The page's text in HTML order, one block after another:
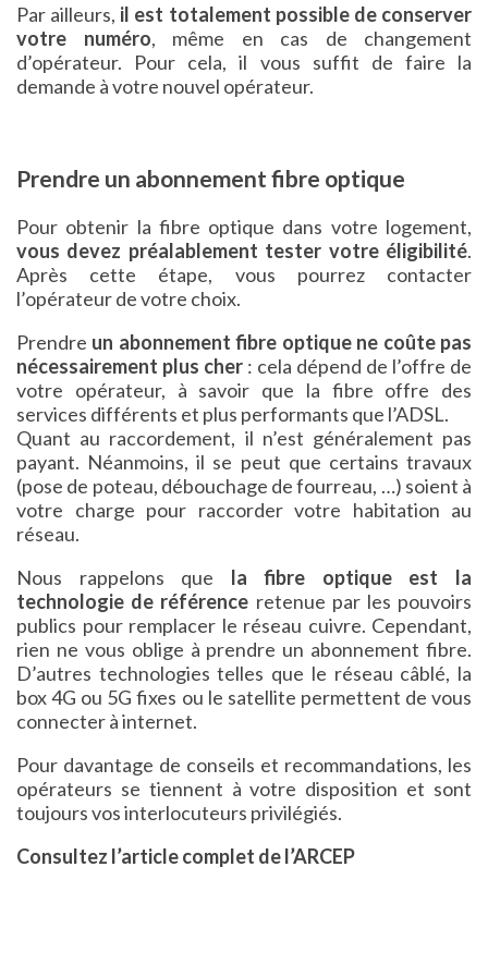
Par ailleurs, il est totalement possible de conserver
votre numéro, même en cas de changement
d’opérateur. Pour cela, il vous suffit de faire la
demande à votre nouvel opérateur.
Prendre un abonnement fibre optique
Pour obtenir la fibre optique dans votre logement,
vous devez préalablement tester votre éligibilité.
Après cette étape, vous pourrez contacter
l’opérateur de votre choix.
Prendre un abonnement fibre optique ne coûte pas
nécessairement plus cher : cela dépend de l’offre de
votre opérateur, à savoir que la fibre offre des
services différents et plus performants que l’ADSL.
Quant au raccordement, il n’est généralement pas
payant. Néanmoins, il se peut que certains travaux
(pose de poteau, débouchage de fourreau, …) soient à
votre charge pour raccorder votre habitation au
réseau.
Nous rappelons que la fibre optique est la
technologie de référence retenue par les pouvoirs
publics pour remplacer le réseau cuivre. Cependant,
rien ne vous oblige à prendre un abonnement fibre.
D’autres technologies telles que le réseau câblé, la
box 4G ou 5G fixes ou le satellite permettent de vous
connecter à internet.
Pour davantage de conseils et recommandations, les
opérateurs se tiennent à votre disposition et sont
toujours vos interlocuteurs privilégiés.
Consultez l’article complet de l’ARCEP